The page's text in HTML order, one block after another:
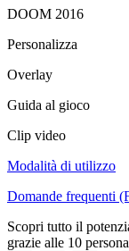
DOOM 2016
Personalizza
Overlay
Guida al gioco
Clip video
Modalità di utilizzo
Domande frequenti
Scopri tutto il
grazie alle 10